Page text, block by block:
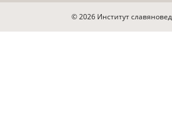
© 2026 Институт